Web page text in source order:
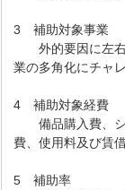
3 補助対象事
外的要因に左右
業の多角化にチャ
4 補助対象
備品購入費、シ
費、使用料及び賃
5 補助